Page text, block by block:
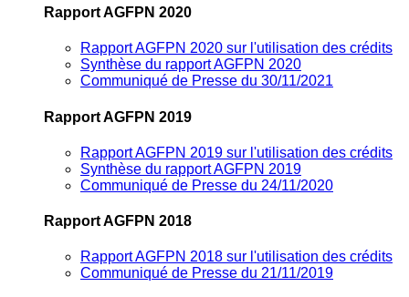
Rapport AGFPN 2020
Rapport AGFPN 2020 sur l'utilisation des crédits
Synthèse du rapport AGFPN 2020
Communiqué de Presse du 30/11/2021
Rapport AGFPN 2019
Rapport AGFPN 2019 sur l'utilisation des crédits
Synthèse du rapport AGFPN 2019
Communiqué de Presse du 24/11/2020
Rapport AGFPN 2018
Rapport AGFPN 2018 sur l'utilisation des crédits
Communiqué de Presse du 21/11/2019